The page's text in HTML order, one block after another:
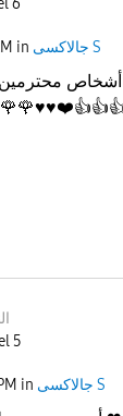
6
in جالاكسى S
🌹🌹♥️♥️❤️👍👍
5
in جالاكسى S